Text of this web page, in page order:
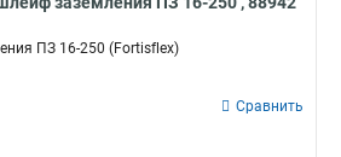
ПЗ 16-250 (Fortisflex)
Сравнить